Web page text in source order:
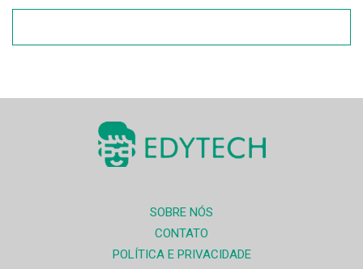
SOBRE NÓS
CONTATO
POLÍTICA E PRIVACIDADE